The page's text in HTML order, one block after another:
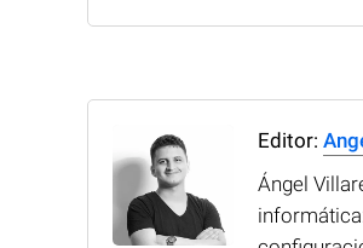
Editor:
Ángel